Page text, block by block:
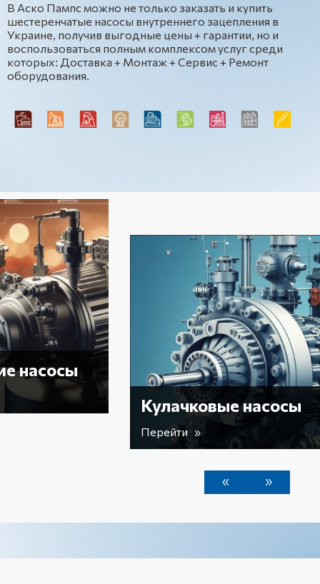
В Аско Пампс можно не только заказать и купить
шестеренчатые насосы внутреннего зацепления в
Украине, получив выгодные цены + гарантии, но и
воспользоваться полным комплексом услуг среди
которых: Доставка + Монтаж + Сервис + Ремонт
оборудования.
Кулачковые насосы Перейти »
« »